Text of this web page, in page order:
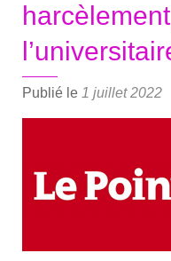
Publié le 1 juillet 2022